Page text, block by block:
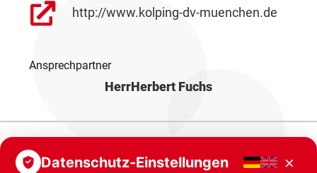
http://www.kolping-dv-muenchen.de
Ansprechpartner
HerrHerbert Fuchs
Datenschutz-Einstellungen ×